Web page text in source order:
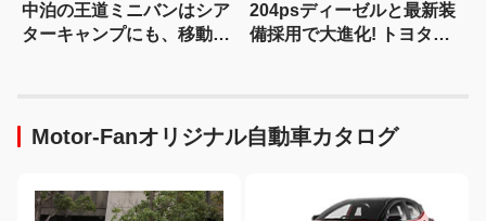
中泊の王道ミニバンはシア
ターキャンプにも、移動オ
204psディーゼルと最新装
備採用で大進化! トヨタ新
Motor-Fanオリジナル自動車カタログ